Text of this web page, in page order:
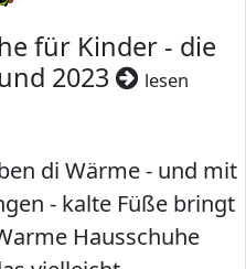
für Kinder - die
2023
lesen
di Wärme - und mit
- kalte Füße bringt
Hausschuhe